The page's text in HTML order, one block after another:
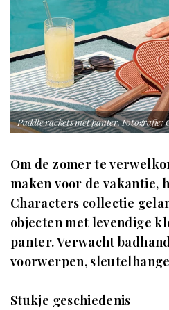
Paddle rackets met panter. Fotografie:
Om de zomer te
maken voor de vakantie,
Characters collectie
objecten met levendige
panter. Verwacht
voorwerpen,
Stukje geschiedenis